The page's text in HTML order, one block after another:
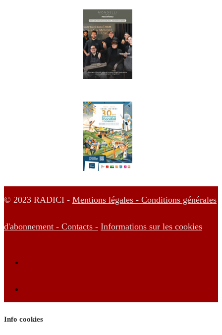
© 2023 RADICI - Mentions légales - Conditions générales
d'abonnement - Contacts - Informations sur les cookies
Info cookies